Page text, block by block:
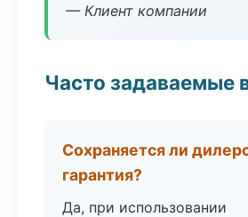
— Клиент компании
Часто задаваемые
Сохраняется ли
гарантия?
Да, при использовании